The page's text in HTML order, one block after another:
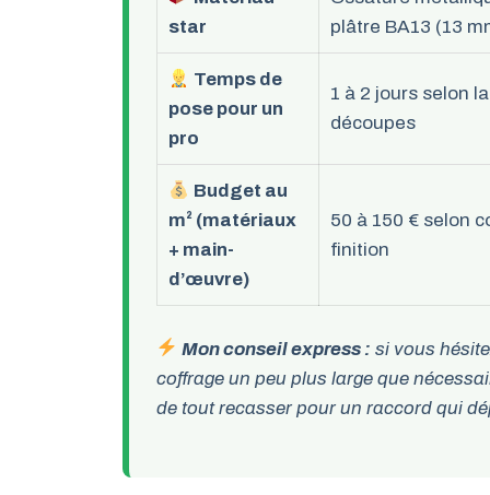
star
plâtre BA13 (13
Temps de
pose pour un
pro
1 à 2 jours selon
découpes
Budget au
m² (matériaux
+ main-
d’œuvre)
50 à 150 € selon
finition
Mon conseil express : si vous
coffrage un peu plus large que
de tout recasser pour un raccord qui